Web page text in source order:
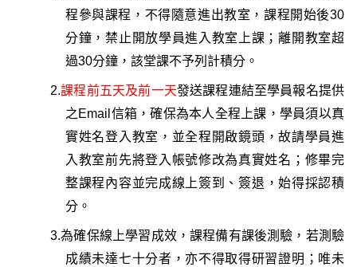
程參與課程 ，不得隨意進出教室，課程開始後30
分鐘，禁止開放學員進入教室上課；離開教室超
過30分鐘，該堂課不予列計積分。
2.課程前五天及前一天發送課程連結至學員報名提供
之Email信箱，確保為本人全程上課， 學員須以真
實姓名登入教室，並全程開啟鏡頭 ，故請學員進
入教室前先將登入帳號修改為真實姓名；修畢完
整課程內容並完成線上簽到、簽退 ，始得採認積
分。
3.為確保線上學習成效，課程備有課後測驗 ，若測驗
成績未達七十分者，亦不得取得研習證明；唯未